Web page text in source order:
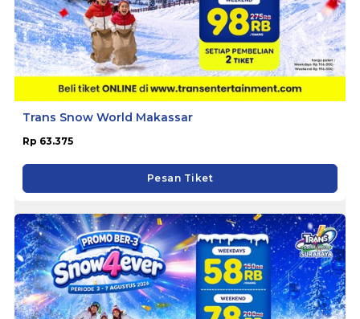
Trans Snow World Makassar
Rp 63.375
Pesan Tiket